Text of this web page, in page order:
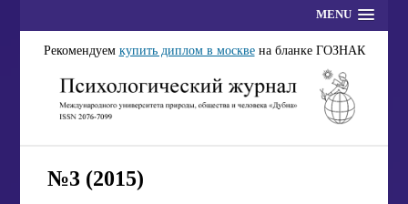
MENU
Рекомендуем купить диплом в москвена бланке ГОЗНАК
№3 (2015)